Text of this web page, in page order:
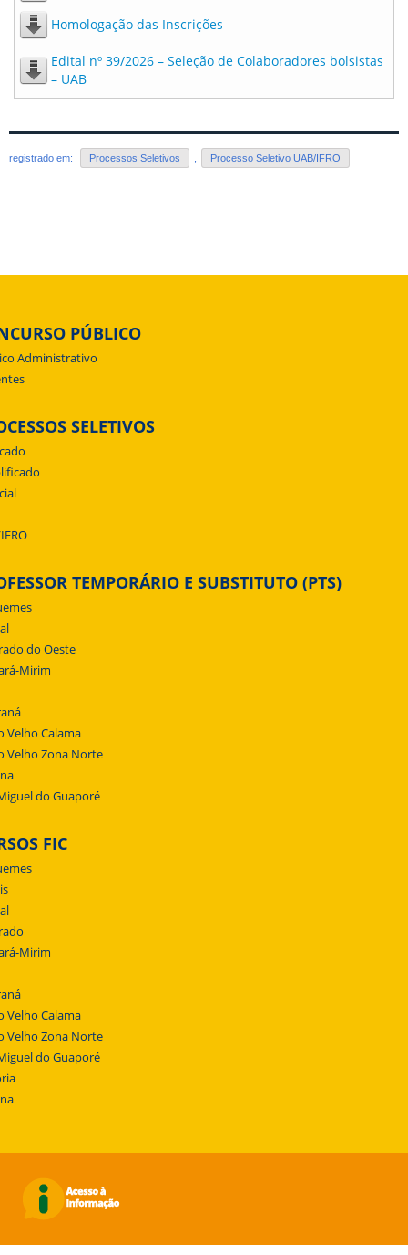
Homologação das Inscrições
Edital nº 39/2026 – Seleção de Colaboradores bolsistas
– UAB
registrado em: Processos Seletivos , Processo Seletivo UAB/IFRO
PÚBLICO
Administrativo
SELETIVOS
TEMPORÁRIO E SUBSTITUTO (PTS)
do Oeste
Mirim
Velho Calama
Velho Zona Norte
do Guaporé
FIC
Mirim
Velho Calama
Velho Zona Norte
do Guaporé